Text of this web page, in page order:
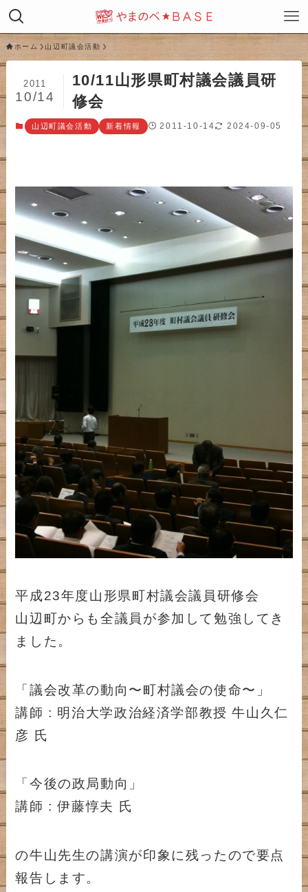
ホーム 山辺町議会活動
10/11山形県町村議会議員研
修会
2011
10/14
山辺町議会活動 新着情報 2011-10-14 2024-09-05
平成23年度山形県町村議会議員研修会
山辺町からも全議員が参加して勉強してき
ました。
「議会改革の動向〜町村議会の使命〜」
講師 : 明治大学政治経済学部教授 牛山久仁
彦 氏
「今後の政局動向」
講師 : 伊藤惇夫 氏
の牛山先生の講演が印象に残ったので要点
報告します。